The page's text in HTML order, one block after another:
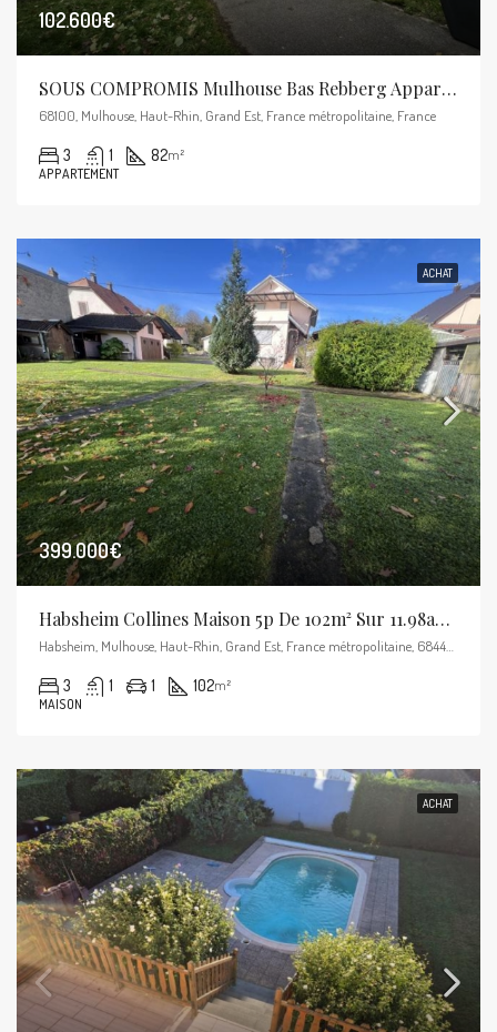
102.600€
SOUS COMPROMIS Mulhouse Bas Rebberg Appartement 5p De 82m²
68100, Mulhouse, Haut-Rhin, Grand Est, France métropolitaine, France
3 1 82m²
APPARTEMENT
ACHAT
399.000€
Habsheim Collines Maison 5p De 102m² Sur 11.98ares
3 1 1 102m²
MAISON
ACHAT